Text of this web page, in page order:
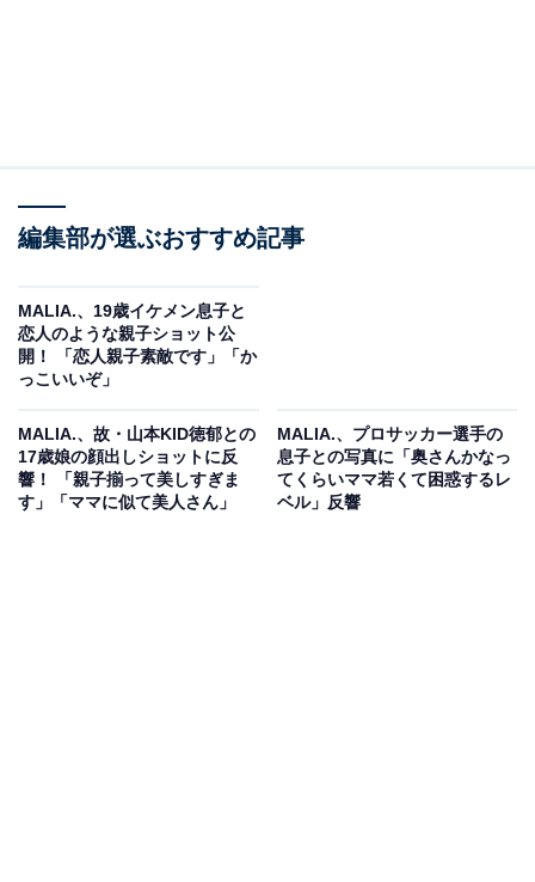
編集部が選ぶおすすめ記事
MALIA.、19歳イケメン息子と
恋人のような親子ショット公
開！ 「恋人親子素敵です」「か
っこいいぞ」
MALIA.、故・山本KID徳郁との
17歳娘の顔出しショットに反
響！ 「親子揃って美しすぎま
す」「ママに似て美人さん」
MALIA.、プロサッカー選手の
息子との写真に「奥さんかなっ
てくらいママ若くて困惑するレ
ベル」反響